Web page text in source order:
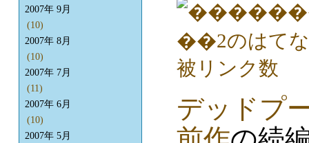
デッドプ
2007年 9月
(10)
2007年 8月
(10)
2007年 7月
(11)
2007年 6月
(10)
2007年 5月